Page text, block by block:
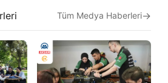
Tüm Medya Haberleri